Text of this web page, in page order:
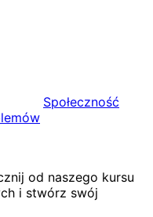
Społeczność
od naszego kursu
i stwórz swój